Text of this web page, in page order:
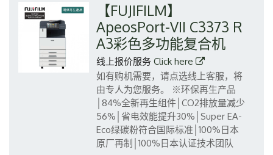
【FUJIFILM】
ApeosPort-VII C3373 R
A3彩色多功能复合机
线上报价服务 Click here
如有购机需要，请点选线上客服，将
由专人为您服务。
※环保再生产品
│84%全新再生组件│CO2排放量减少
56%│省电效能提升30%│Super EA-
Eco绿碳粉符合国际标准│100%日本
原厂再制│100%日本认证技术团队